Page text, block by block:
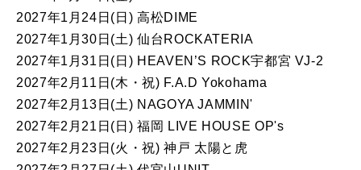
2027年1月24日(日) 高松DIME
2027年1月30日(土) 仙台ROCKATERIA
2027年1月31日(日) HEAVEN’S ROCK宇都宮 VJ-2
2027年2月11日(木・祝) F.A.D Yokohama
2027年2月13日(土) NAGOYA JAMMIN'
2027年2月21日(日) 福岡 LIVE HOUSE OP's
2027年2月23日(火・祝) 神戸 太陽と虎